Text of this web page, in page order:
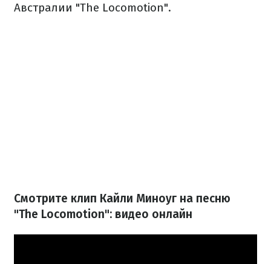
Австралии "The Locomotion".
Смотрите клип Кайли Миноуг на песню
"The Locomotion": видео онлайн